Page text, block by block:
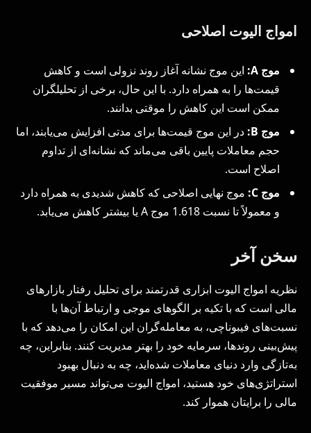
امواج الیوت اصلاحی
موج A:
این موج نشانه آغاز روند نزولی است و کاهش
قیمت‌ها را به همراه دارد. با این حال، برخی از تحلیلگران
ممکن است این کاهش را موقتی بدانند.
موج B:
در این موج قیمت‌ها برای مدتی افزایش می‌یابند، اما
حجم معاملات پایین باقی می‌ماند که نشانه‌ای از تداوم
اصلاح است.
موج C:
موج نهایی اصلاحی که کاهش شدیدی به همراه دارد
و معمولاً تا نسبت 1.618 موج A یا بیشتر کاهش می‌یابد.
سخن آخر
نظریه امواج الیوت ابزاری قدرتمند برای تحلیل رفتار بازارهای
مالی است که با تکیه بر الگوهای موجی و ارتباط آن‌ها با
نسبت‌های فیبوناچی، به معامله‌گران این امکان را می‌دهد که با
پیش‌بینی روندها، سرمایه خود را بهتر مدیریت کنند. بنابراین، چه
به‌تازگی وارد دنیای معاملات شده‌اید، چه به دنبال بهبود
استراتژی‌های خود هستید، امواج الیوت می‌تواند مسیر موفقیت
مالی را برایتان هموار کند.